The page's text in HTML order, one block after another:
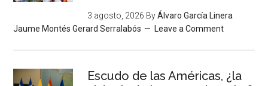
3 agosto, 2026 ByÁlvaro García Linera
Jaume Montés Gerard Serralabós
Leave a Comment
Escudo de las Américas, ¿la